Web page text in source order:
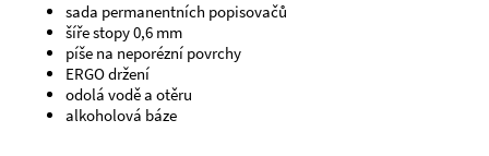
sada permanentních popisovačů
šíře stopy 0,6 mm
píše na neporézní povrchy
ERGO držení
odolá vodě a otěru
alkoholová báze